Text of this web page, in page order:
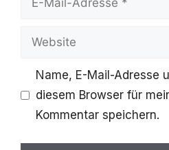
Adresse
Website
Name, E-Mail-Adresse
diesem Browser für
Kommentar speichern.